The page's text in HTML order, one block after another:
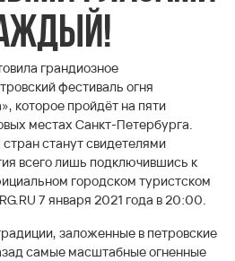
грандиозное
фестиваль огня
которое пройдёт на пяти
местах Санкт-Петербурга.
станут свидетелями
всего лишь подключившись к
городском туристском
7 января 2021 года в 20:00.
заложенные в петровские
самые масштабные огненные